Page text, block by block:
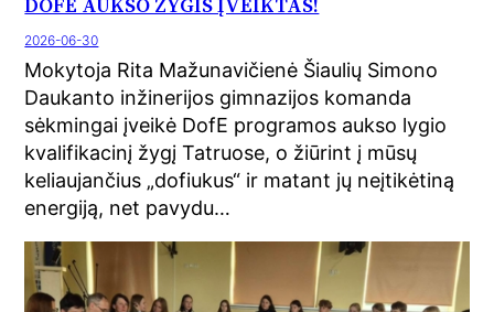
2026-06-30
Mokytoja Rita Mažunavičienė Šiaulių Simono
Daukanto inžinerijos gimnazijos komanda
sėkmingai įveikė DofE programos aukso lygio
kvalifikacinį žygį Tatruose, o žiūrint į mūsų
keliaujančius „dofiukus“ ir matant jų neįtikėtiną
energiją, net pavydu…